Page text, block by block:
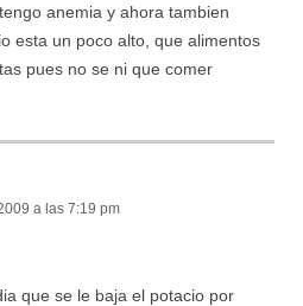
anemia y ahora tambien
esta un poco alto, que alimentos
pues no se ni que comer
a las 7:19 pm
que se le baja el potacio por